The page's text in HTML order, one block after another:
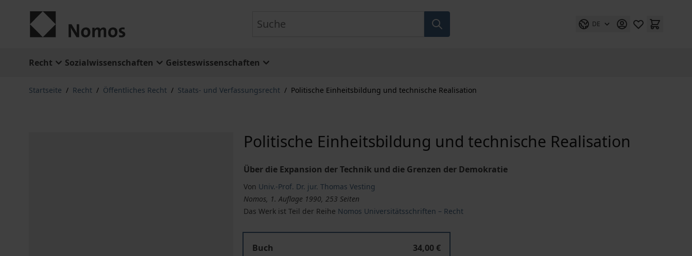
DE
Recht Sozialwissenschaften Geisteswissenschaften
Startseite / Recht / Öffentliches Recht / Staats- und Verfassungsrecht / Politische Einheitsbildung und technische Realisation
Politische Einheitsbildung und technische Realisation
Über die Expansion der Technik und die Grenzen der Demokratie
Von Univ.-Prof. Dr. jur. Thomas Vesting
Nomos, 1. Auflage 1990, 253 Seiten
Das Werk ist Teil der Reihe Nomos Universitätsschriften – Recht
Buch
34,00 €